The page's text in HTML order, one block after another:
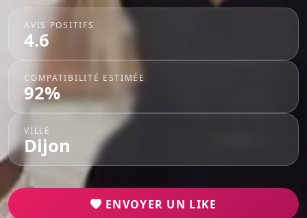
AVIS POSITIFS
4.6
COMPATIBILITÉ ESTIMÉE
92%
VILLE
Dijon
ENVOYER UN LIKE